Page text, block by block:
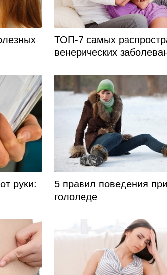
ТОП-7 самых
венерических
руки:
5 правил поведения при
гололеде